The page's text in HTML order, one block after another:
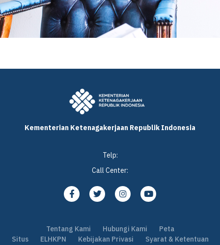
Kementerian Ketenagakerjaan Republik Indonesia
Telp:
Call Center:
Tentang Kami Hubungi Kami
Peta
Situs
ELHKPN Kebijakan Privasi Syarat & Ketentuan